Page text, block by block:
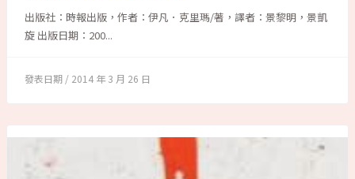
出版社：時報出版，作者：伊凡．克里瑪/著，譯者：景黎明，景凱
旋 出版日期：200...
2014 年 3 月 26 日